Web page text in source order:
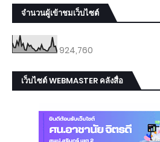
จำนวนผู้เข้าชมเว็บไซต์
924,760
เว็บไซต์ WEBMASTER คลังสื่อ